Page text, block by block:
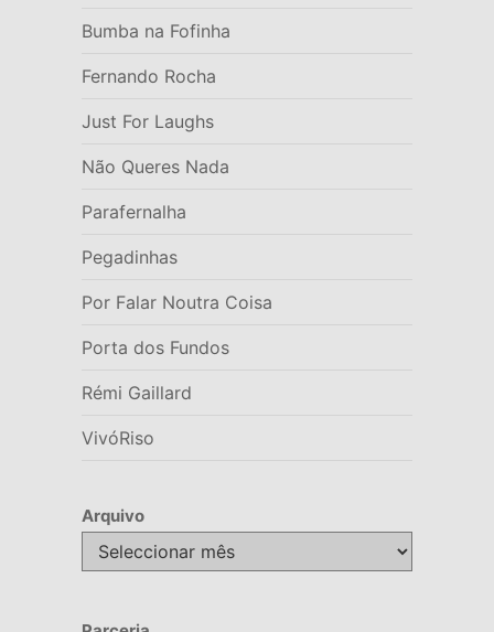
Bumba na Fofinha
Fernando Rocha
Just For Laughs
Não Queres Nada
Parafernalha
Pegadinhas
Por Falar Noutra Coisa
Porta dos Fundos
Rémi Gaillard
VivóRiso
Arquivo
Arquivo